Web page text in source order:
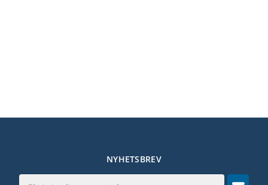
NYHETSBREV